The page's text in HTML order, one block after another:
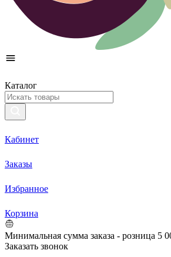
Каталог
Кабинет
Заказы
Избранное
Корзина
Минимальная сумма заказа - розница 5
Заказать звонок